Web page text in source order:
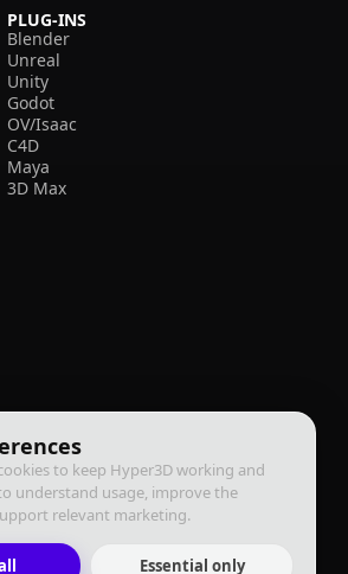
to keep Hyper3D working and
understand usage, improve the
relevant marketing.
Essential only
PLUG-INS
Blender
Unreal
Unity
Godot
OV/Isaac
C4D
Maya
3D Max